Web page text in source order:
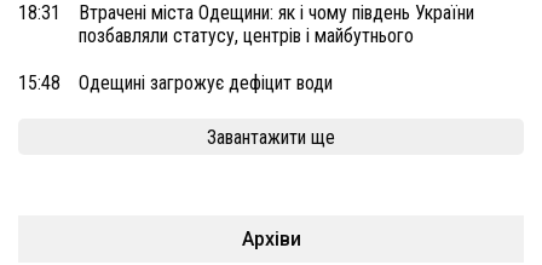
18:31
Втрачені міста Одещини: як і чому південь України
позбавляли статусу, центрів і майбутнього
15:48 Одещині загрожує дефіцит води
Завантажити ще
Архіви